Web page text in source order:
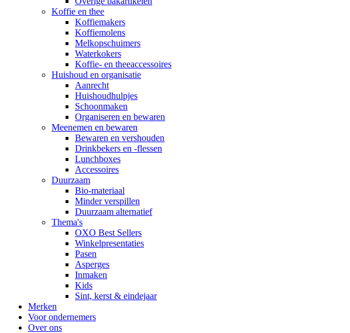
Koffie en thee
Koffiemakers
Koffiemolens
Melkopschuimers
Waterkokers
Koffie- en theeaccessoires
Huishoud en organisatie
Aanrecht
Huishoudhulpjes
Schoonmaken
Organiseren en bewaren
Meenemen en bewaren
Bewaren en vershouden
Drinkbekers en -flessen
Lunchboxes
Accessoires
Duurzaam
Bio-materiaal
Minder verspillen
Duurzaam alternatief
Thema's
OXO Best Sellers
Winkelpresentaties
Pasen
Asperges
Inmaken
Kids
Sint, kerst & eindejaar
Merken
Voor ondernemers
Over ons